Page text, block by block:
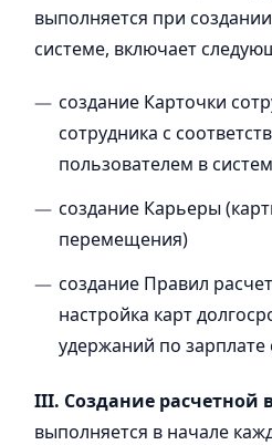
выполняется при
системе, включает
создание Карточки
сотрудника с
пользователем в
создание Карьеры
перемещения)
создание Правил
настройка карт
удержаний по зарплате
III. Создание расчетной
выполняется в начале